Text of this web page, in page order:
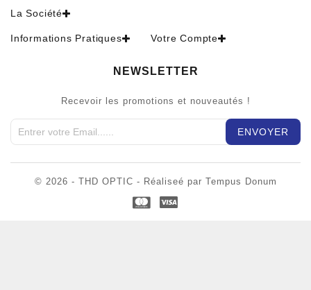
La Société
Informations Pratiques Votre Compte
NEWSLETTER
Recevoir les promotions et nouveautés !
© 2026 - THD OPTIC - Réaliseé par Tempus Donum